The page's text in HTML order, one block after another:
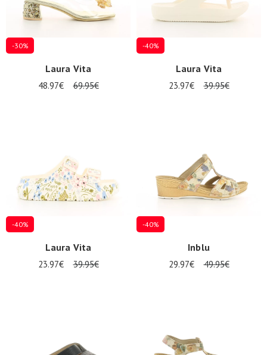
INLOGGEN
-30%
Laura Vita
48.97€ 69.95€
-40%
Laura Vita
23.97€ 39.95€
-40%
Laura Vita
23.97€ 39.95€
-40%
Inblu
29.97€ 49.95€